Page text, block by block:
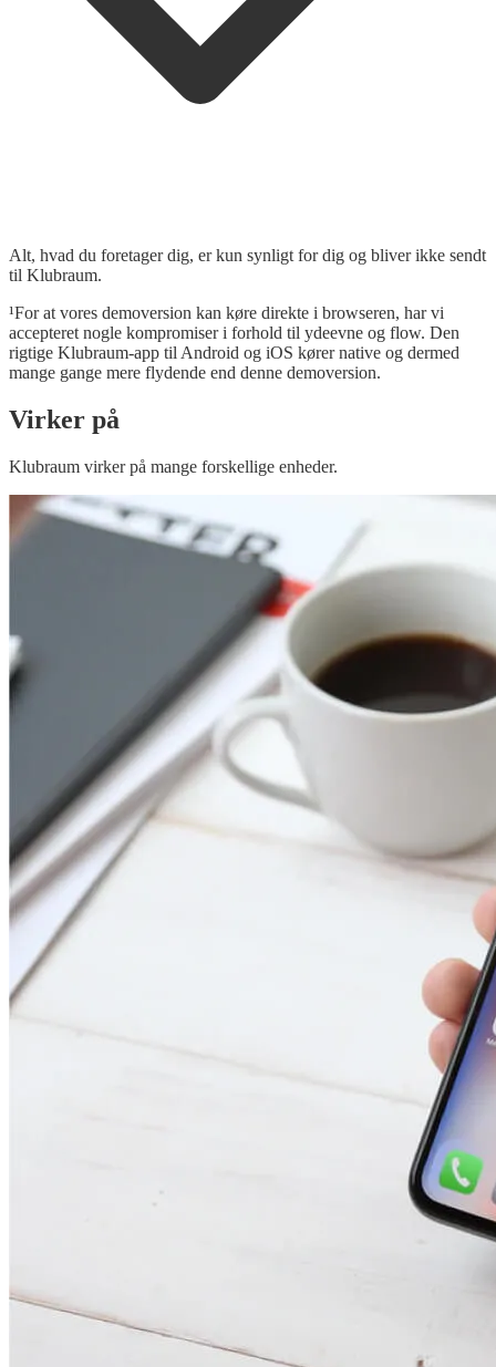
Alt, hvad du foretager dig, er kun synligt for dig og bliver ikke sendt
til Klubraum.
¹For at vores demoversion kan køre direkte i browseren, har vi
accepteret nogle kompromiser i forhold til ydeevne og flow. Den
rigtige Klubraum-app til Android og iOS kører native og dermed
mange gange mere flydende end denne demoversion.
Virker på
Klubraum virker på mange forskellige enheder.